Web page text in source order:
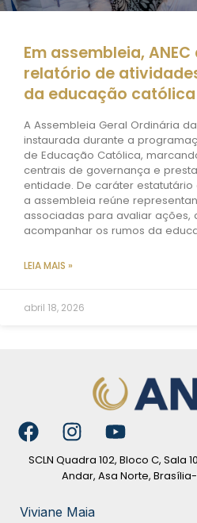
Em assembleia,
relatório de
da educação católica
A Assembleia Geral Ordinária
instaurada durante a
de Educação Católica,
centrais de governança e
entidade. De caráter
a assembleia reúne
associadas para avaliar ações,
acompanhar os rumos da
LEIA MAIS »
abril 18, 2026
SCLN Quadra 102, Bloco C, Sala
Andar, Asa Norte, Brasília-
Viviane Maia